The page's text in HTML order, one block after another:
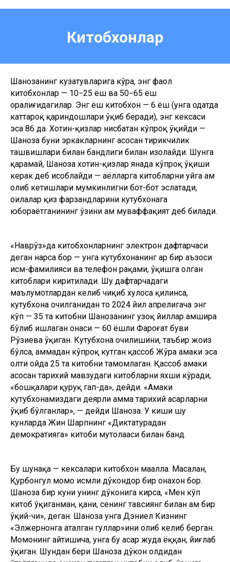
Китобхонлар
Шаҳнозанинг кузатувларига кўра, энг фаол
китобхонлар — 10−25 ёш ва 50−65 ёш
оралиғидагилар. Энг ёш китобхон — 6 ёш (унга одатда
каттароқ қариндошлари ўқиб беради), энг кексаси
эса 86 да. Хотин-қизлар нисбатан кўпроқ ўқийди —
Шаҳноза буни эркакларнинг асосан тирикчилик
ташвишлари билан бандлиги билан изоҳлайди. Шунга
қарамай, Шаҳноза хотин-қизлар янада кўпроқ ўқиши
керак деб ҳисоблайди — аёлларга китобларни уйга ҳам
олиб кетишлари мумкинлигни бот-бот эслатади,
оилалар қиз фарзандларини кутубхонага
юбораётганининг ўзини ҳам муваффақият деб билади.
«Наврўз»да китобхонларнинг электрон дафтарчаси
деган нарса бор — унга кутубхонанинг ҳар бир аъзоси
исм-фамилияси ва телефон рақами, ўқишга олган
китоблари киритилади. Шу дафтарчадаги
маълумотлардан келиб чиқиб хулоса қилинса,
кутубхона очилганидан то 2024 йил апрелигача энг
кўп — 35 та китобни Шаҳнозанинг узоқ йиллар ҳамшира
бўлиб ишлаган онаси — 60 ёшли Фароғат буви
Рўзиева ўқиган. Кутубхона очилишини, таъбир жоиз
бўлса, ҳаммадан кўпроқ кутган қассоб Жўра амаки эса
олти ойда 25 та китобни тамомлаган. Қассоб амаки
асосан тарихий мавзудаги китобларни яхши кўради,
«бошқалари қуруқ гап-да», дейди. «Амаки
кутубхонамиздаги деярли ҳамма тарихий асарларни
ўқиб бўлганлар», — дейди Шаҳноза. У киши шу
кунларда Жин Шарпнинг «Диктатурадан
демократияга» китоби мутолааси билан банд.
Бу шунақа — кексалари китобхон маҳалла. Масалан,
Қурбонгул момо исмли дўкондор бир онахон бор.
Шаҳноза бир куни унинг дўконига кирса, «Мен кўп
китоб ўқиганман, қани, сенинг тавсиянг билан ҳам бир
ўқий-чи», деган. Шаҳноза унга Дэниел Кизнинг
«Элжернонга аталган гуллар»ини олиб келиб берган.
Момонинг айтишича, унга бу асар жуда ёққан, йиғлаб
ўқиган. Шундан бери Шаҳноза дўкон олдидан